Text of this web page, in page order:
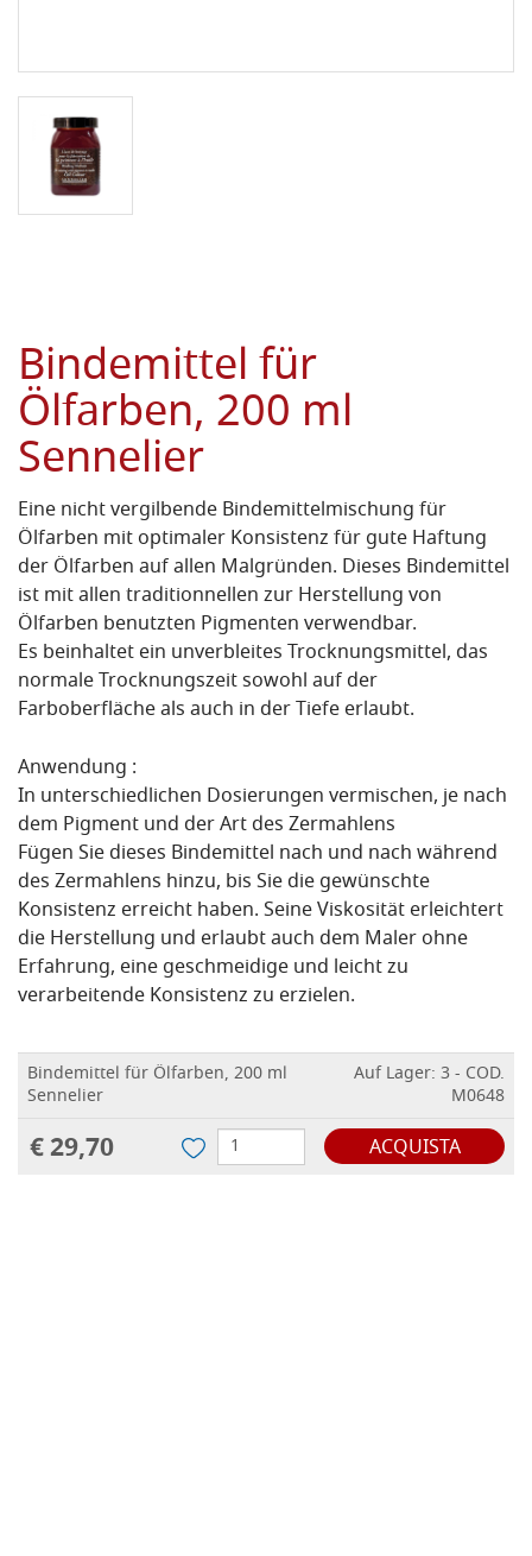
Bindemittel für
Ölfarben, 200 ml
Sennelier
Eine nicht vergilbende Bindemittelmischung für
Ölfarben mit optimaler Konsistenz für gute Haftung
der Ölfarben auf allen Malgründen. Dieses Bindemittel
ist mit allen traditionnellen zur Herstellung von
Ölfarben benutzten Pigmenten verwendbar.
Es beinhaltet ein unverbleites Trocknungsmittel, das
normale Trocknungszeit sowohl auf der
Farboberfläche als auch in der Tiefe erlaubt.
Anwendung :
In unterschiedlichen Dosierungen vermischen, je nach
dem Pigment und der Art des Zermahlens
Fügen Sie dieses Bindemittel nach und nach während
des Zermahlens hinzu, bis Sie die gewünschte
Konsistenz erreicht haben. Seine Viskosität erleichtert
die Herstellung und erlaubt auch dem Maler ohne
Erfahrung, eine geschmeidige und leicht zu
verarbeitende Konsistenz zu erzielen.
Bindemittel für Ölfarben, 200 ml
Sennelier
Auf Lager: 3 - COD.
M0648
€ 29,70 ACQUISTA